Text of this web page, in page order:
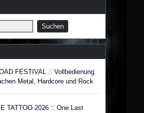
FESTIVAL :: Vollbedienung
Metal, Hardcore und Rock
TATTOO 2026 :: One Last